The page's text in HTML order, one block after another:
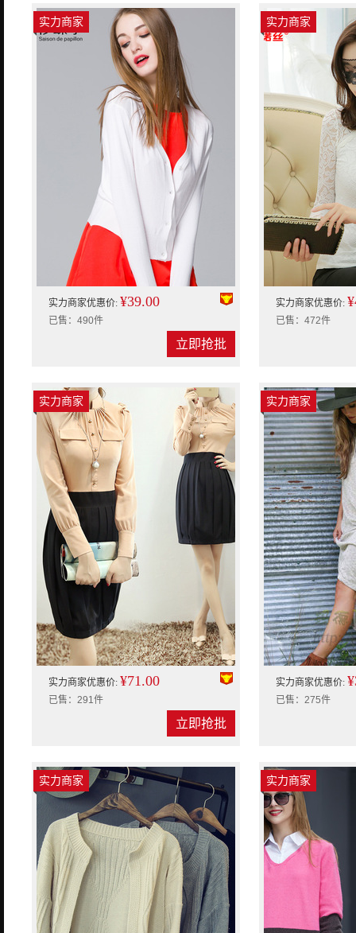
实力商家
实力商家优惠价: ¥39.00
已售：490件
立即抢批
实力商家
实力商家优惠价:
已售：472件
实力商家
实力商家优惠价: ¥71.00
已售：291件
立即抢批
实力商家
实力商家优惠价:
已售：275件
实力商家 实力商家